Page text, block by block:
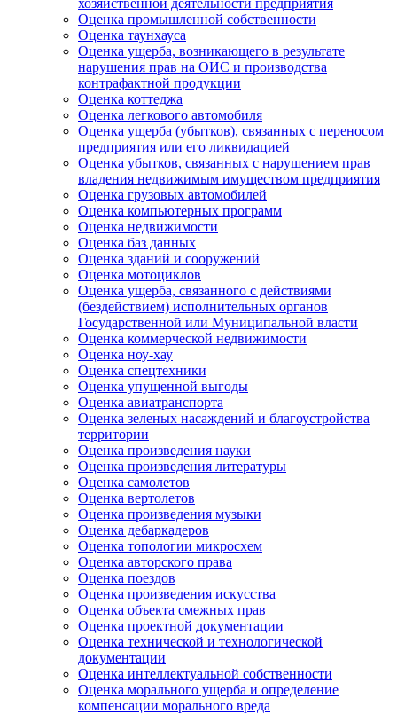
хозяйственной деятельности предприятия
Оценка промышленной собственности
Оценка таунхауса
Оценка ущерба, возникающего в результате
нарушения прав на ОИС и производства
контрафактной продукции
Оценка коттеджа
Оценка легкового автомобиля
Оценка ущерба (убытков), связанных с переносом
предприятия или его ликвидацией
Оценка убытков, связанных с нарушением прав
владения недвижимым имуществом предприятия
Оценка грузовых автомобилей
Оценка компьютерных программ
Оценка недвижимости
Оценка баз данных
Оценка зданий и сооружений
Оценка мотоциклов
Оценка ущерба, связанного с действиями
(бездействием) исполнительных органов
Государственной или Муниципальной власти
Оценка коммерческой недвижимости
Оценка ноу-хау
Оценка спецтехники
Оценка упущенной выгоды
Оценка авиатранспорта
Оценка зеленых насаждений и благоустройства
территории
Оценка произведения науки
Оценка произведения литературы
Оценка самолетов
Оценка вертолетов
Оценка произведения музыки
Оценка дебаркадеров
Оценка топологии микросхем
Оценка авторского права
Оценка поездов
Оценка произведения искусства
Оценка объекта смежных прав
Оценка проектной документации
Оценка технической и технологической
документации
Оценка интеллектуальной собственности
Оценка морального ущерба и определение
компенсации морального вреда